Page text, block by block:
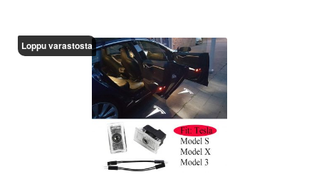
Loppu varastosta